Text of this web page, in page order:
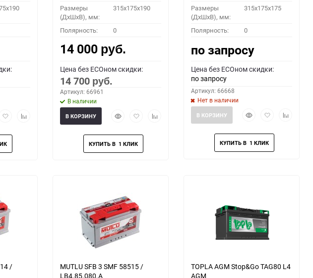
ДобавитьДобавить
Размеры
(ДхШхВ), мм:
315x175x190
Полярность: 0
14 000 руб.
Цена без ECOном скидки:
14 700 руб.
Артикул: 66961
В наличии
БыстрыйДобавить
избранное
Добавить
В КОРЗИНУ
Размеры
(ДхШхВ), мм:
315x175x175
Полярность: 0
по запросу
Цена без ECOном скидки:
по запросу
Артикул: 66668
Нет в наличии
БыстрыйДобавить
избранное
Добавить
В КОРЗИНУ
/
MUTLU SFB 3 SMF 58515 /
LB4.85.080.A
TOPLA AGM Stop&Go TAG80 L4
AGM